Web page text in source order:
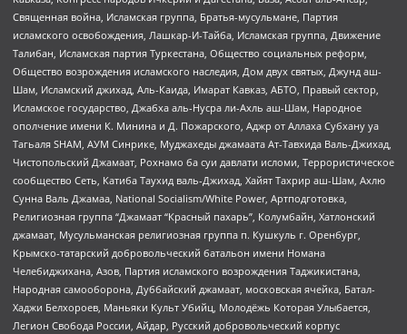
Священная война, Исламская группа, Братья-мусульмане, Партия
исламского освобождения, Лашкар-И-Тайба, Исламская группа, Движение
Талибан, Исламская партия Туркестана, Общество социальных реформ,
Общество возрождения исламского наследия, Дом двух святых, Джунд аш-
Шам, Исламский джихад, Аль-Каида, Имарат Кавказ, АБТО, Правый сектор,
Исламское государство, Джабха аль-Нусра ли-Ахль аш-Шам, Народное
ополчение имени К. Минина и Д. Пожарского, Аджр от Аллаха Субхану уа
Тагьаля SHAM, АУМ Синрике, Муджахеды джамаата Ат-Тавхида Валь-Джихад,
Чистопольский Джамаат, Рохнамо ба суи давлати исломи, Террористическое
сообщество Сеть, Катиба Таухид валь-Джихад, Хайят Тахрир аш-Шам, Ахлю
Сунна Валь Джамаа, National Socialism/White Power, Артподготовка,
Религиозная группа “Джамаат “Красный пахарь”, Колумбайн, Хатлонский
джамаат, Мусульманская религиозная группа п. Кушкуль г. Оренбург,
Крымско-татарский добровольческий батальон имени Номана
Челебиджихана, Азов, Партия исламского возрождения Таджикистана,
Народная самооборона, Дуббайский джамаат, московская ячейка, Батал-
Хаджи Белхороев, Маньяки Культ Убийц, Молодёжь Которая Улыбается,
Легион Свобода России, Айдар, Русский добровольческий корпус